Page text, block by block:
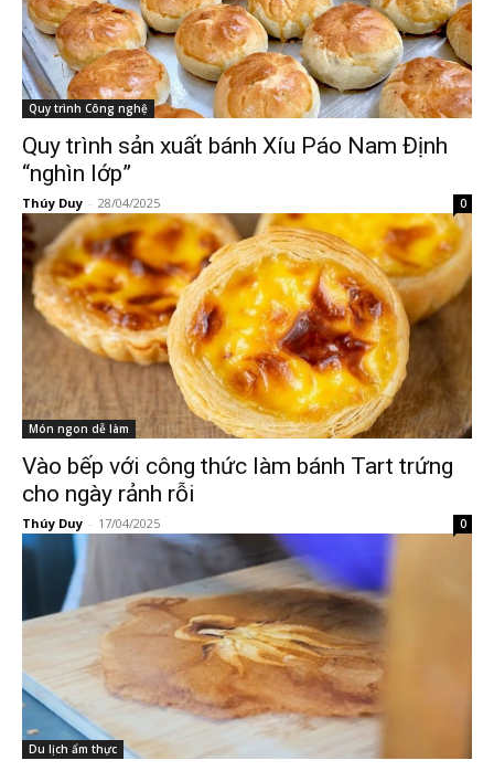
Quy trình Công nghệ
Quy trình sản xuất bánh Xíu Páo Nam Định
“nghìn lớp”
Thúy Duy - 28/04/2025 0
Món ngon dễ làm
Vào bếp với công thức làm bánh Tart trứng
cho ngày rảnh rỗi
Thúy Duy - 17/04/2025 0
Du lịch ẩm thực